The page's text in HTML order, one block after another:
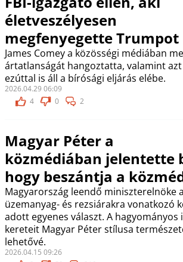
életveszélyesen
megfenyegette Trumpot
James Comey a közösségi médiában
ártatlanságát hangoztatta, valamint
ezúttal is áll a bírósági eljárás elébe.
2026.04.29 06:09
4
0 2
Magyar Péter a
közmédiában jelentette
hogy beszántja a
Magyarország leendő miniszterelnöke
üzemanyag- és rezsiárakra vonatkozó
adott egyenes választ. A
kereteit Magyar Péter stílusa
lehetővé.
2026.04.15 09:26